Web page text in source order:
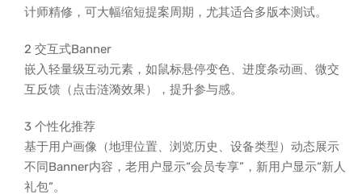
计师精修，可大幅缩短提案周期，尤其适合多版本测试。
2 交互式Banner
嵌入轻量级互动元素，如鼠标悬停变色、进度条动画、微交
互反馈（点击涟漪效果），提升参与感。
3 个性化推荐
基于用户画像（地理位置、浏览历史、设备类型）动态展示
不同Banner内容，老用户显示“会员专享”，新用户显示“新人
礼包”。